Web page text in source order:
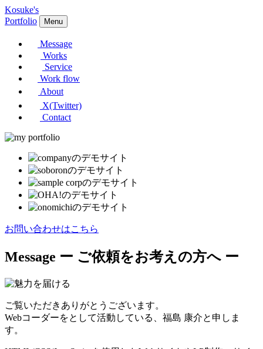
Kosuke's
Portfolio
Menu
Message
Works
Service
Work flow
About
X(Twitter)
Contact
お問い合わせはこちら
Message ー ご依頼をお考えの方へ ー
ご覧いただきありがとうございます。
Webコーダーをとして活動している、福島 康介と申しま
す。